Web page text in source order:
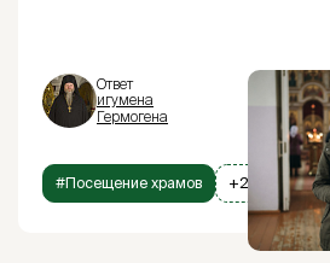
Ответ
игумена
Гермогена
#Посещение храмов +2